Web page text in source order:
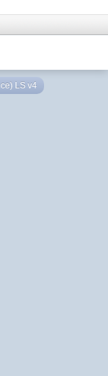
LS v4